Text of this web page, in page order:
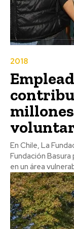
2018
En Chile, La
Fundación